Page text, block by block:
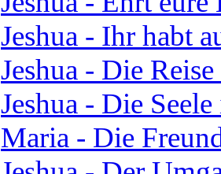
Jeshua - Ihr habt
Jeshua - Die
Jeshua - Die
Maria - Die